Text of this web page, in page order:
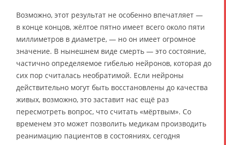
Возможно, этот результат не особенно впечатляет —
в конце концов, жёлтое пятно имеет всего около пяти
миллиметров в диаметре, — но он имеет огромное
значение. В нынешнем виде смерть — это состояние,
частично определяемое гибелью нейронов, которая до
сих пор считалась необратимой. Если нейроны
действительно могут быть восстановлены до качества
живых, возможно, это заставит нас ещё раз
пересмотреть вопрос, что считать «мёртвым». Со
временем это может позволить медикам производить
реанимацию пациентов в состояниях, сегодня